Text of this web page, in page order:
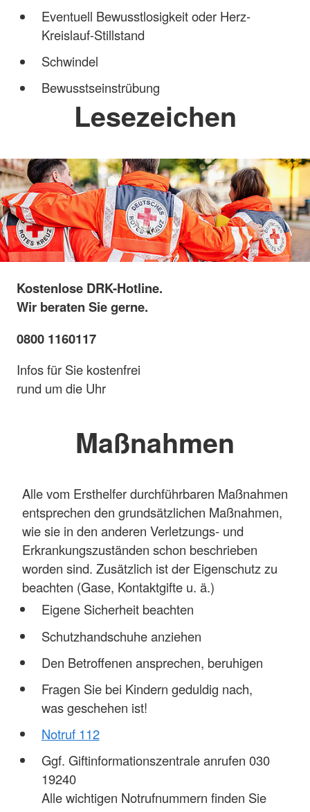
Eventuell Bewusstlosigkeit oder Herz-
Kreislauf-Stillstand
Schwindel
Bewusstseinstrübung
Lesezeichen
Kostenlose DRK-Hotline.
Wir beraten Sie gerne.
0800 1160117
Infos für Sie kostenfrei
rund um die Uhr
Maßnahmen
Alle vom Ersthelfer durchführbaren Maßnahmen
entsprechen den grundsätzlichen Maßnahmen,
wie sie in den anderen Verletzungs- und
Erkrankungszuständen schon beschrieben
worden sind. Zusätzlich ist der Eigenschutz zu
beachten (Gase, Kontaktgifte u. ä.)
Eigene Sicherheit beachten
Schutzhandschuhe anziehen
Den Betroffenen ansprechen, beruhigen
Fragen Sie bei Kindern geduldig nach,
was geschehen ist!
Notruf 112
Ggf. Giftinformationszentrale anrufen 030
19240
Alle wichtigen Notrufnummern finden Sie